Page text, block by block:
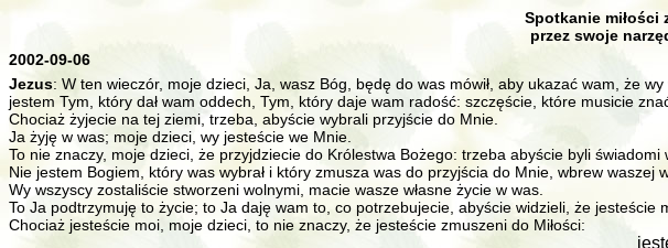
Spotkanie miłości
przez swoje
2002-09-06
Jezus: W ten wieczór, moje dzieci, Ja, wasz Bóg, będę do was mówił, aby ukazać wam, że
jestem Tym, który dał wam oddech, Tym, który daje wam radość: szczęście, które musicie
Chociaż żyjecie na tej ziemi, trzeba, abyście wybrali przyjście do Mnie.
Ja żyję w was; moje dzieci, wy jesteście we Mnie.
To nie znaczy, moje dzieci, że przyjdziecie do Królestwa Bożego: trzeba abyście byli świadomi
Nie jestem Bogiem, który was wybrał i który zmusza was do przyjścia do Mnie, wbrew waszej
Wy wszyscy zostaliście stworzeni wolnymi, macie wasze własne życie w was.
To Ja podtrzymuję to życie; to Ja daję wam to, co potrzebujecie, abyście widzieli, że jesteście
Chociaż jesteście moi, moje dzieci, to nie znaczy, że jesteście zmuszeni do Miłości: